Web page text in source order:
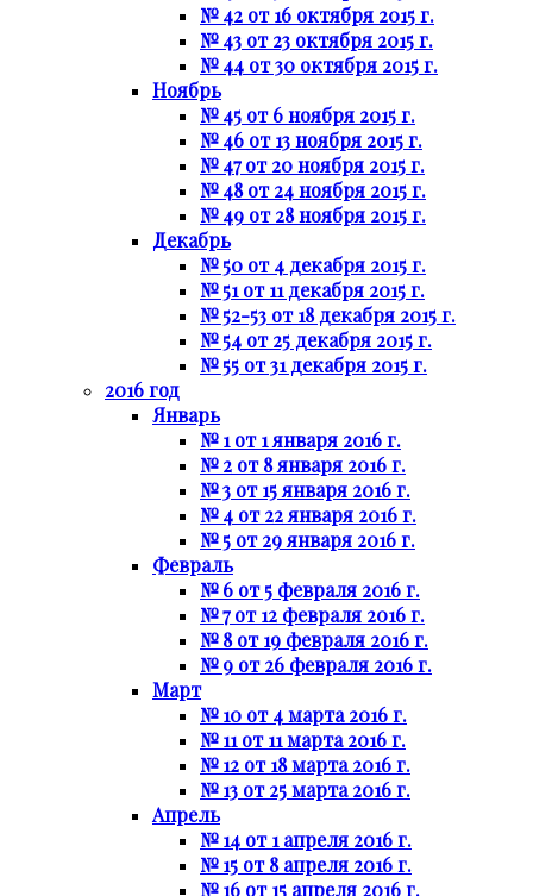
№ 42 от 16 октября 2015 г.
№ 43 от 23 октября 2015 г.
№ 44 от 30 октября 2015 г.
Ноябрь
№ 45 от 6 ноября 2015 г.
№ 46 от 13 ноября 2015 г.
№ 47 от 20 ноября 2015 г.
№ 48 от 24 ноября 2015 г.
№ 49 от 28 ноября 2015 г.
Декабрь
№ 50 от 4 декабря 2015 г.
№ 51 от 11 декабря 2015 г.
№ 52-53 от 18 декабря 2015 г.
№ 54 от 25 декабря 2015 г.
№ 55 от 31 декабря 2015 г.
2016 год
Январь
№ 1 от 1 января 2016 г.
№ 2 от 8 января 2016 г.
№ 3 от 15 января 2016 г.
№ 4 от 22 января 2016 г.
№ 5 от 29 января 2016 г.
Февраль
№ 6 от 5 февраля 2016 г.
№ 7 от 12 февраля 2016 г.
№ 8 от 19 февраля 2016 г.
№ 9 от 26 февраля 2016 г.
Март
№ 10 от 4 марта 2016 г.
№ 11 от 11 марта 2016 г.
№ 12 от 18 марта 2016 г.
№ 13 от 25 марта 2016 г.
Апрель
№ 14 от 1 апреля 2016 г.
№ 15 от 8 апреля 2016 г.
№ 16 от 15 апреля 2016 г.